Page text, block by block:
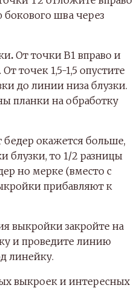
бокового шва через
.От точки В1 вправо и
точек 1,5-1,5 опустите
до линии низа блузки.
планки на обработку
окажется больше,
блузки, то 1/2 разницы
но мерке (вместо с
прибавляют к
выкройки закройте на
и проведите линию
линейку.
выкроек и интересных